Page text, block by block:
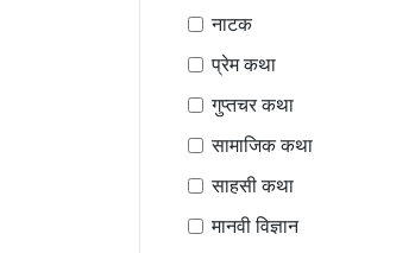
नाटक
प्रेम कथा
गुप्तचर कथा
सामाजिक कथा
साहसी कथा
मानवी विज्ञान